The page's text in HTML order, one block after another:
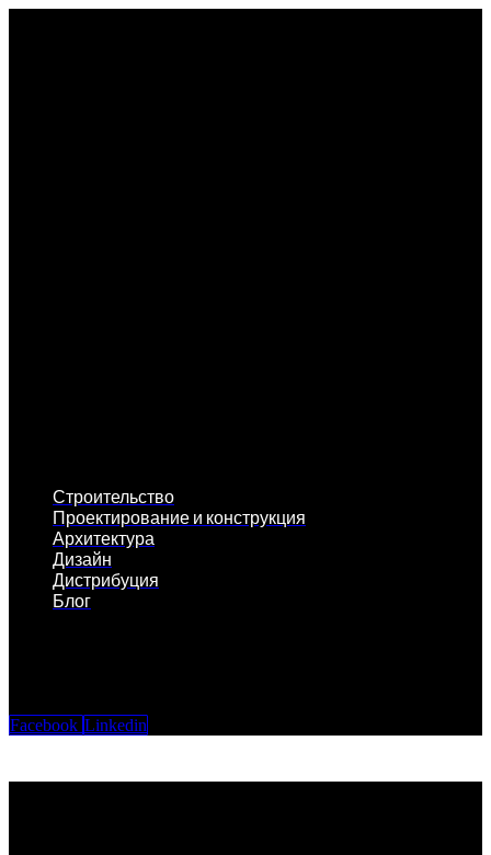
Строительство
Проектирование и конструкция
Архитектура
Дизайн
Дистрибуция
Блог
Facebook Linkedin